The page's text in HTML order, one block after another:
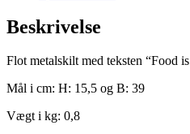
Beskrivelse
Flot metalskilt med teksten “Food
Mål i cm: H: 15,5 og B: 39
Vægt i kg: 0,8